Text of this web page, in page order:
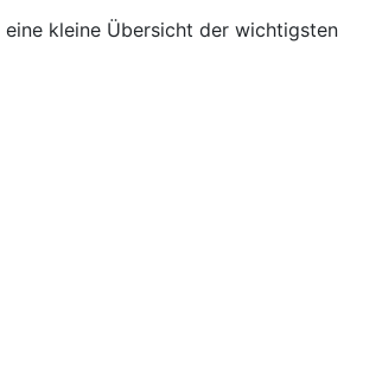
kleine Übersicht der wichtigsten